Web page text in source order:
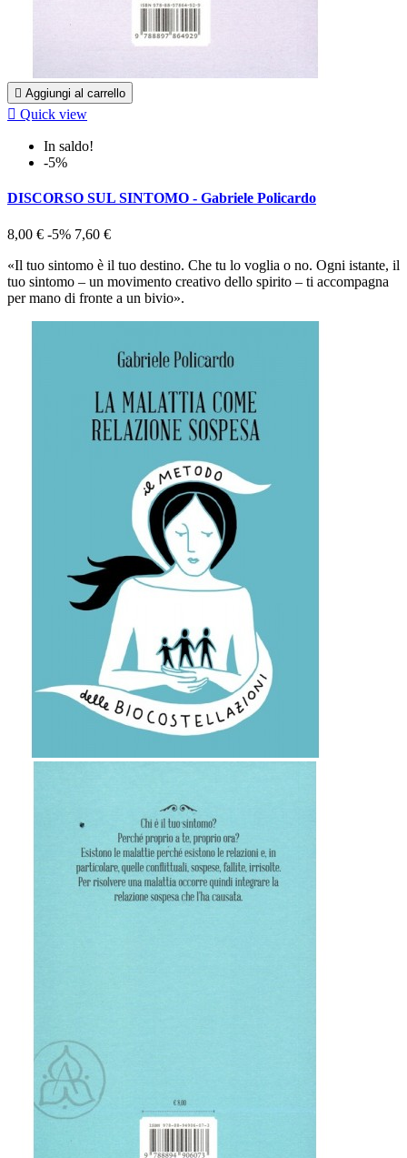
 Aggiungi al carrello
 Quick view
In saldo!
-5%
DISCORSO SUL SINTOMO - Gabriele Policardo
8,00 € -5% 7,60 €
«Il tuo sintomo è il tuo destino. Che tu lo voglia o no. Ogni istante, il
tuo sintomo – un movimento creativo dello spirito – ti accompagna
per mano di fronte a un bivio».